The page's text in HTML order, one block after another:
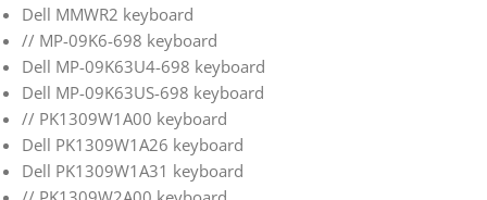
Dell MMWR2 keyboard
// MP-09K6-698 keyboard
Dell MP-09K63U4-698 keyboard
Dell MP-09K63US-698 keyboard
// PK1309W1A00 keyboard
Dell PK1309W1A26 keyboard
Dell PK1309W1A31 keyboard